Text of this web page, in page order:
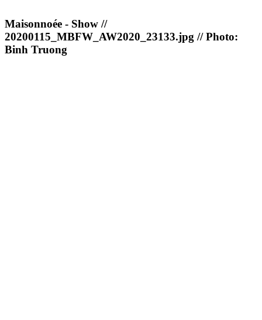
Maisonnoée - Show //
20200115_MBFW_AW2020_23133.jpg // Photo:
Binh Truong